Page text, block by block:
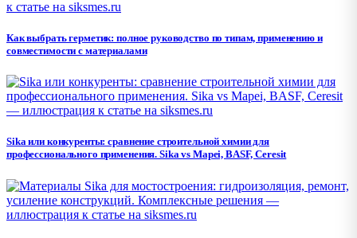
Как выбрать герметик: полное руководство по типам, применению и
совместимости с материалами
Sika или конкуренты: сравнение строительной химии для
профессионального применения. Sika vs Mapei, BASF, Ceresit